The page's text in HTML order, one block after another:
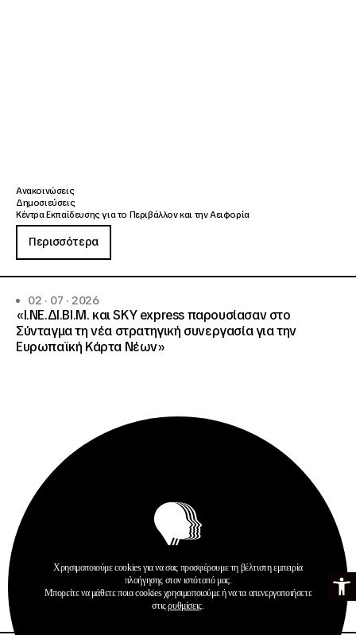
Ανοίξτε
Ανακοινώσεις
Δημοσιεύσεις
Κέντρα Εκπαίδευσης για το Περιβάλλον και την Αειφορία
Περισσότερα
02 · 07 · 2026
«Ι.ΝΕ.ΔΙ.ΒΙ.Μ. και SKY express παρουσίασαν στο
Σύνταγμα τη νέα στρατηγική συνεργασία για την
Ευρωπαϊκή Κάρτα Νέων»
Ευρωπαϊκή Κάρτα Νέων
Περισσότερα
Χρησιμοποιούμε cookies για να σας προσφέρουμε τη βέλτιστη εμπειρία
πλοήγησης στον ιστότοπό μας.
Μπορείτε να μάθετε ποια cookies χρησιμοποιούμε ή να τα απενεργοποιήσετε
στιςρυθμίσεις.